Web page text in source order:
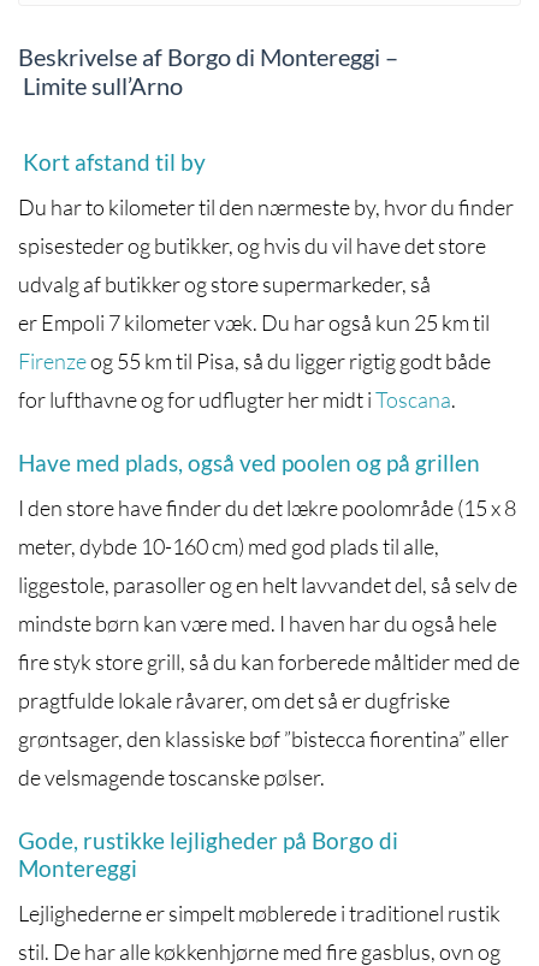
Beskrivelse af Borgo di Montereggi –
Limite sull’Arno
Kort afstand til by
Du har to kilometer til den nærmeste by, hvor du finder
spisesteder og butikker, og hvis du vil have det store
udvalg af butikker og store supermarkeder, så
er Empoli 7 kilometer væk. Du har også kun 25 km til
Firenzeog 55 km til Pisa, så du ligger rigtig godt både
for lufthavne og for udflugter her midt iToscana.
Have med plads, også ved poolen og på grillen
I den store have finder du det lækre poolområde (15 x 8
meter, dybde 10-160 cm) med god plads til alle,
liggestole, parasoller og en helt lavvandet del, så selv de
mindste børn kan være med. I haven har du også hele
fire styk store grill, så du kan forberede måltider med de
pragtfulde lokale råvarer, om det så er dugfriske
grøntsager, den klassiske bøf ”bistecca fiorentina” eller
de velsmagende toscanske pølser.
Gode, rustikke lejligheder på Borgo di
Montereggi
Lejlighederne er simpelt møblerede i traditionel rustik
stil. De har alle køkkenhjørne med fire gasblus, ovn og